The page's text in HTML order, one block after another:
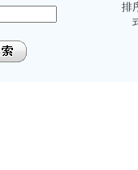
排